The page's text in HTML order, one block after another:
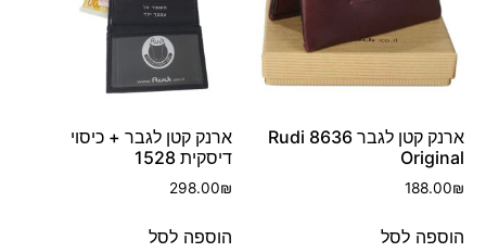
ארנק קטן לגבר 8636 Rudi
Original
188.00₪
הוספה לסל
ארנק קטן לגבר + כיסוי
דיסקית 1528
298.00₪
הוספה לסל